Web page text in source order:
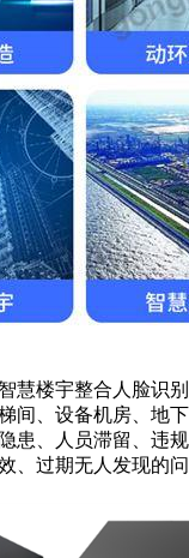
慧楼宇整合人脸识
间、设备机房、地
患、人员滞留、违
、过期无人发现的